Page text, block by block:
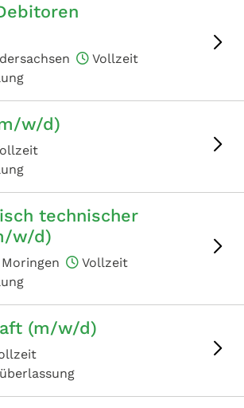
Vollzeit
w/d)
technischer
w/d)
Vollzeit
(m/w/d)